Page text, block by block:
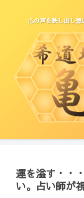
心の声を映し出し想
運を溢す・・
い。占い師が